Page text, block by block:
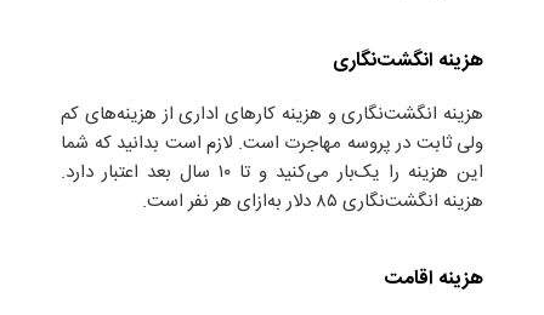
هزینه انگشت‌نگاری
هزینه انگشت‌نگاری و هزینه کارهای اداری از هزینه‌های کم
ولی ثابت در پروسه مهاجرت است. لازم است بدانید که شما
این هزینه را یک‌بار می‌کنید و تا ۱۰ سال بعد اعتبار دارد.
هزینه انگشت‌نگاری ۸۵ دلار به‌ازای هر نفر است.
هزینه اقامت